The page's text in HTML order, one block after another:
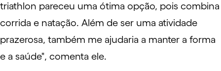
triathlon pareceu uma ótima opção, pois combina
corrida e natação. Além de ser uma atividade
prazerosa, também me ajudaria a manter a forma
e a saúde", comenta ele.